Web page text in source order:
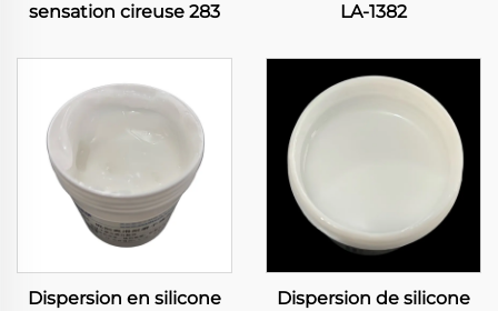
sensation cireuse 283
LA-1382
Dispersion en silicone
Dispersion de silicone